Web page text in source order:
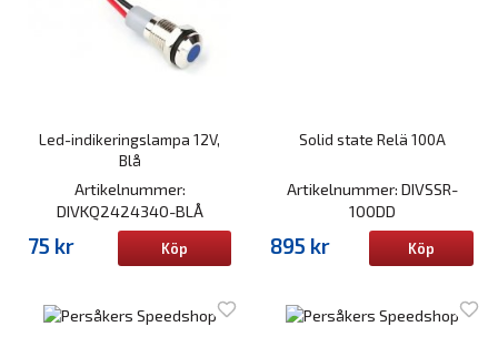
Led-indikeringslampa 12V,
Blå
Artikelnummer:
DIVKQ2424340-BLÅ
75 kr Köp
Solid state Relä 100A
Artikelnummer: DIVSSR-
100DD
895 kr Köp